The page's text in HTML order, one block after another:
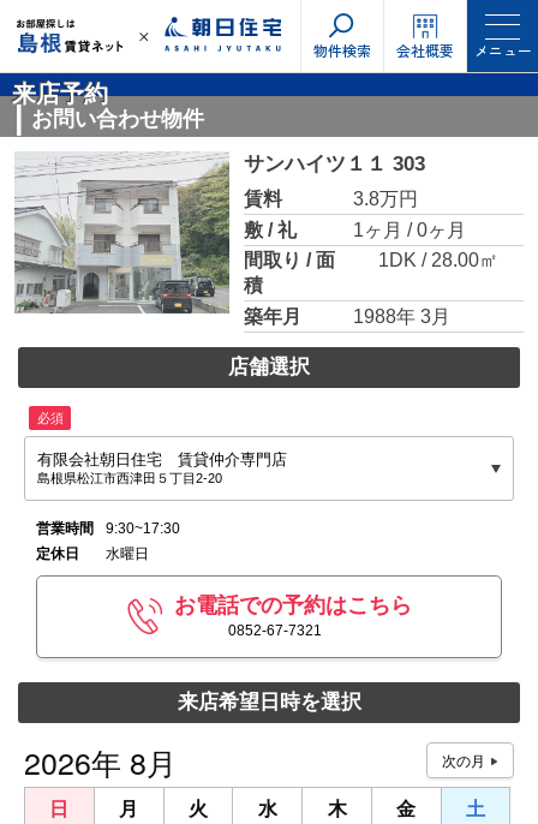
物件検索 会社概要 メニュー
来店予約
お問い合わせ物件
サンハイツ１１ 303
賃料
3.8万円
敷 / 礼
1ヶ月 / 0ヶ月
間取り / 面
積
1DK / 28.00㎡
築年月 1988年 3月
店舗選択
必須
有限会社朝日住宅 賃貸仲介専門店
島根県松江市西津田５丁目2-20
営業時間
9:30~17:30
定休日
水曜日
お電話での予約はこちら
0852-67-7321
来店希望日時を選択
2026年 8月
日 月 火 水 木 金
土